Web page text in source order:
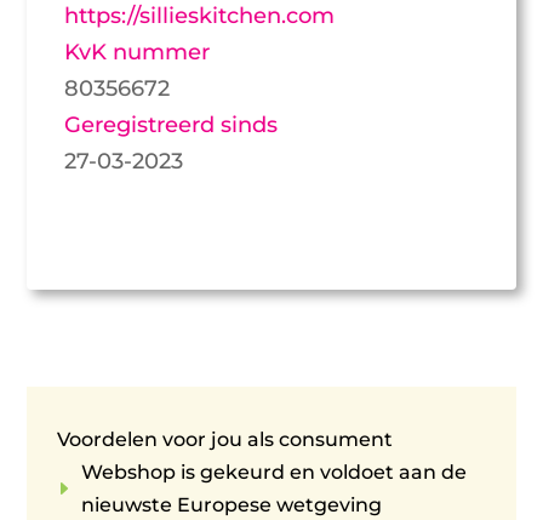
https://sillieskitchen.com
KvK nummer
80356672
Geregistreerd sinds
27-03-2023
Voordelen voor jou als consument
E
Webshop is gekeurd en voldoet aan de
nieuwste Europese wetgeving